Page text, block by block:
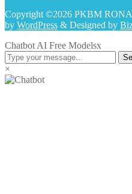
Copyright ©2026 PKBM
by WordPress & Designed by
Chatbot AI Free Modelsx
×